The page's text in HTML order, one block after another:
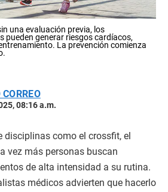
una evaluación previa, los
pueden generar riesgos cardíacos,
La prevención comienza
08:16 a.m.
disciplinas como el crossfit, el
vez más personas buscan
de alta intensidad a su rutina.
médicos advierten que hacerlo